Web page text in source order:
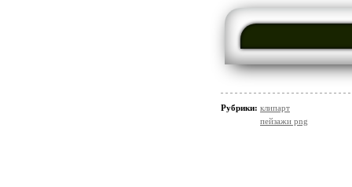
Рубрики: клипарт
пейзажи png